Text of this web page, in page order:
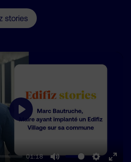
stories
01:18
Play